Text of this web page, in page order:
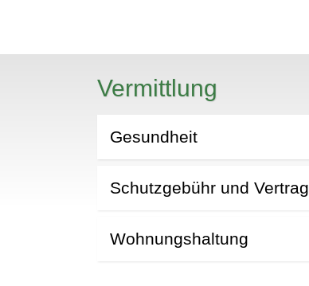
Vermittlung
Gesundheit
Schutzgebühr und Vertrag
Wohnungshaltung